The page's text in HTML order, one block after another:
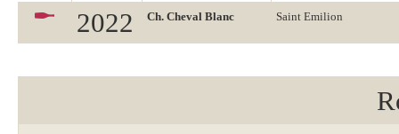
2022 Ch. Cheval Blanc Saint Emilion